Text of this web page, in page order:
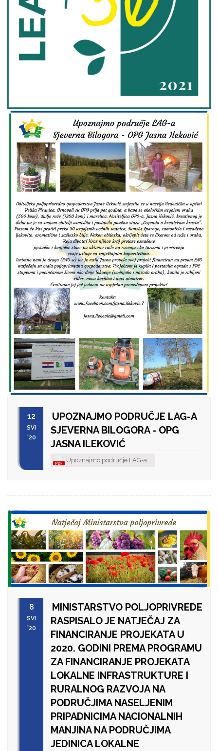
12
SVI
'20
UPOZNAJMO PODRUČJE LAG-A
SJEVERNA BILOGORA - OPG
JASNA ILEKOVIĆ
Upoznajmo područje LAG-a ...
8
SVI
'20
MINISTARSTVO POLJOPRIVREDE
RASPISALO JE NATJEČAJ ZA
FINANCIRANJE PROJEKATA U
2020. GODINI PREMA PROGRAMU
ZA FINANCIRANJE PROJEKATA
LOKALNE INFRASTRUKTURE I
RURALNOG RAZVOJA NA
PODRUČJIMA NASELJENIM
PRIPADNICIMA NACIONALNIH
MANJINA NA PODRUČJIMA
JEDINICA LOKALNE